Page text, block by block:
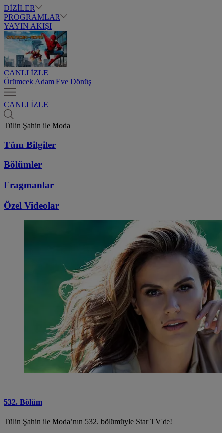
DİZİLER
PROGRAMLAR
YAYIN AKIŞI
CANLI İZLE
Örümcek Adam Eve Dönüş
CANLI İZLE
Tülin Şahin ile Moda
Tüm Bilgiler
Bölümler
Fragmanlar
Özel Videolar
532. Bölüm
Tülin Şahin ile Moda’nın 532. bölümüyle Star TV'de!